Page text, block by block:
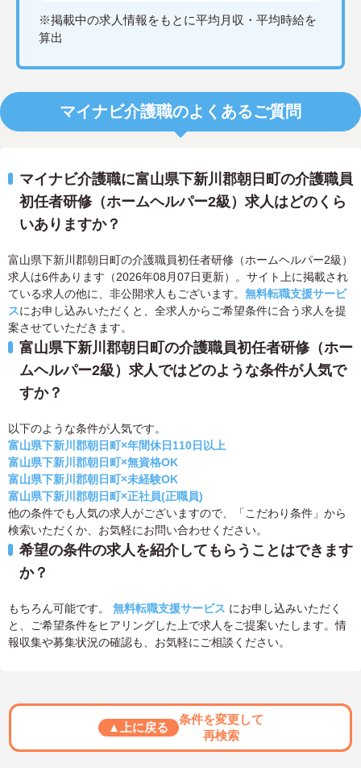
※掲載中の求人情報をもとに平均月収・平均時給を
算出
マイナビ介護職のよくあるご質問
マイナビ介護職に富山県下新川郡朝日町の介護職員
初任者研修（ホームヘルパー2級）求人はどのくら
いありますか？
富山県下新川郡朝日町の介護職員初任者研修（ホームヘルパー2級）
求人は6件あります（2026年08月07日更新）。サイト上に掲載され
ている求人の他に、非公開求人もございます。 無料転職支援サービ
スにお申し込みいただくと、全求人からご希望条件に合う求人を提
案させていただきます。
富山県下新川郡朝日町の介護職員初任者研修（ホー
ムヘルパー2級）求人ではどのような条件が人気で
すか？
以下のような条件が人気です。
富山県下新川郡朝日町×年間休日110日以上
富山県下新川郡朝日町×無資格OK
富山県下新川郡朝日町×未経験OK
富山県下新川郡朝日町×正社員(正職員)
他の条件でも人気の求人がございますので、「こだわり条件」から
検索いただくか、お気軽にお問い合わせください。
希望の条件の求人を紹介してもらうことはできます
か？
もちろん可能です。 無料転職支援サービス にお申し込みいただく
と、ご希望条件をヒアリングした上で求人をご提案いたします。情
報収集や募集状況の確認も、お気軽にご相談ください。
▲上に戻る
条件を変更して
再検索